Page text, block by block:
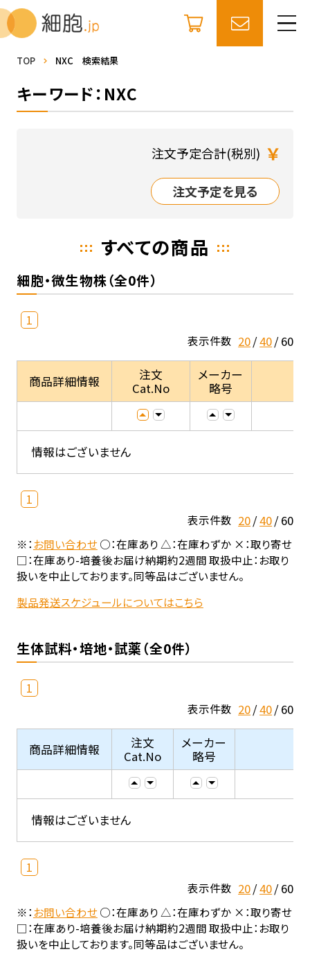
TOP NXC 検索結果
キーワード：NXC
注文予定合計(税別) ￥
注文予定を見る
すべての商品
細胞・微生物株（全0件）
1
表示件数 20 40 60
商品詳細情報
注文
Cat.No
メーカー
略号
情報はございません
1
表示件数 20 40 60
※：お問い合わせ○：在庫あり △：在庫わずか ×：取り寄せ
□：在庫あり-培養後お届け納期約2週間 取扱中止：お取り
扱いを中止しております。同等品はございません。
製品発送スケジュールについてはこちら
生体試料・培地・試薬（全0件）
1
表示件数 20 40 60
商品詳細情報
注文
Cat.No
メーカー
略号
情報はございません
1
表示件数 20 40 60
※：お問い合わせ○：在庫あり △：在庫わずか ×：取り寄せ
□：在庫あり-培養後お届け納期約2週間 取扱中止：お取り
扱いを中止しております。同等品はございません。